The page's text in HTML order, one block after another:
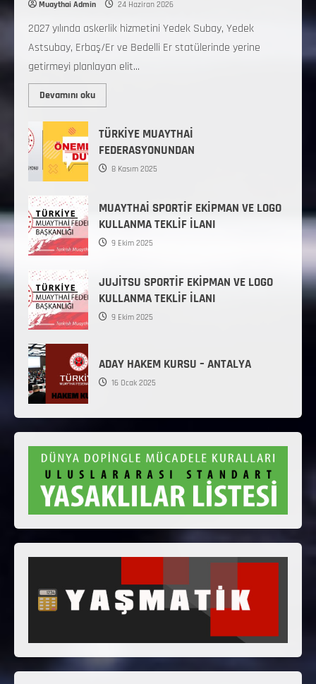
Muaythai Admin 24 Haziran 2026
2027 yılında askerlik hizmetini Yedek Subay, Yedek
Astsubay, Erbaş/Er ve Bedelli Er statülerinde yerine
getirmeyi planlayan elit...
Devamını oku
TÜRKİYE MUAYTHAİ
FEDERASYONUNDAN
8 Kasım 2025
MUAYTHAİ SPORTİF EKİPMAN VE LOGO
KULLANMA TEKLİF İLANI
9 Ekim 2025
JUJİTSU SPORTİF EKİPMAN VE LOGO
KULLANMA TEKLİF İLANI
9 Ekim 2025
ADAY HAKEM KURSU – ANTALYA
16 Ocak 2025